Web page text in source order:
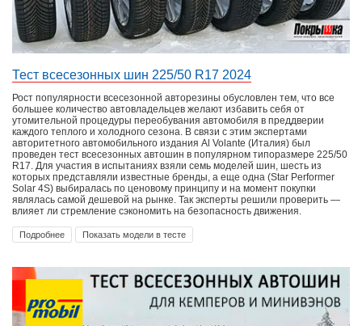
Тест всесезонных шин 225/50 R17 2024
Рост популярности всесезонной авторезины обусловлен тем, что все
большее количество автовладельцев желают избавить себя от
утомительной процедуры переобувания автомобиля в преддверии
каждого теплого и холодного сезона. В связи с этим экспертами
авторитетного автомобильного издания Al Volante (Италия) был
проведен тест всесезонных автошин в популярном типоразмере 225/50
R17. Для участия в испытаниях взяли семь моделей шин, шесть из
которых представляли известные бренды, а еще одна (Star Performer
Solar 4S) выбиралась по ценовому принципу и на момент покупки
являлась самой дешевой на рынке. Так эксперты решили проверить —
влияет ли стремление сэкономить на безопасность движения.
Подробнее Показать модели в тесте